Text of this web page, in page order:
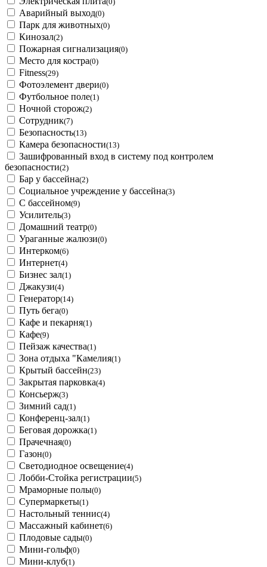
Аварийный выход(0)
Парк для животных(0)
Кинозал(2)
Пожарная сигнализация(0)
Место для костра(0)
Fitness(29)
Фотоэлемент двери(0)
Футбольное поле(1)
Ночной сторож(2)
Сотрудник(7)
Безопасность(13)
Камера безопасности(13)
Зашифрованный вход в систему под контролем
безопасности(2)
Бар у бассейна(2)
Социальное учреждение у бассейна(3)
С бассейном(9)
Усилитель(3)
Домашний театр(0)
Ураганные жалюзи(0)
Интерком(6)
Интернет(4)
Бизнес зал(1)
Джакузи(4)
Генератор(14)
Путь бега(0)
Кафе и пекарня(1)
Кафе(9)
Пейзаж качества(1)
Зона отдыха "Камелия(1)
Крытый бассейн(23)
Закрытая парковка(4)
Консьерж(3)
Зимний сад(1)
Конференц-зал(1)
Беговая дорожка(1)
Прачечная(0)
Газон(0)
Светодиодное освещение(4)
Лобби-Стойка регистрации(5)
Мраморные полы(0)
Супермаркеты(1)
Настольный теннис(4)
Массажный кабинет(6)
Плодовые сады(0)
Мини-гольф(0)
Мини-клуб(1)